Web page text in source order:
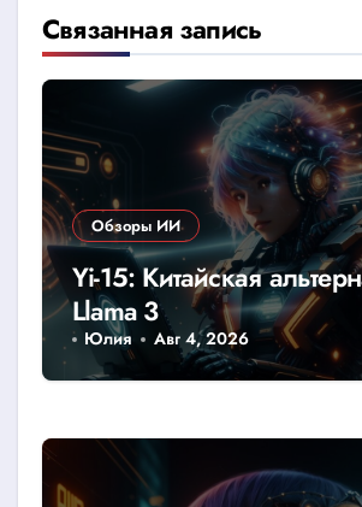
Связанная запись
Обзоры ИИ
Yi-15: Китайская
Llama 3
Юлия Авг 4, 2026